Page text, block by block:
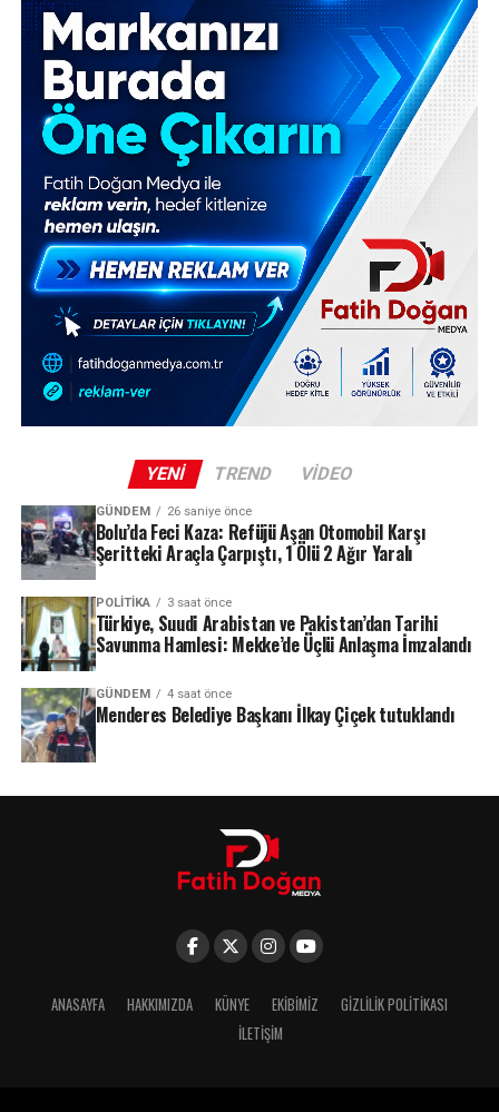
YENI TREND VIDEO
GÜNDEM 26 saniye önce
Bolu’da Feci Kaza: Refüjü Aşan Otomobil Karşı
Şeritteki Araçla Çarpıştı, 1 Ölü 2 Ağır Yaralı
POLITIKA 3 saat önce
Türkiye, Suudi Arabistan ve Pakistan’dan Tarihi
Savunma Hamlesi: Mekke’de Üçlü Anlaşma İmzalandı
GÜNDEM 4 saat önce
Menderes Belediye Başkanı İlkay Çiçek tutuklandı
ANASAYFA HAKKIMIZDA KÜNYE EKIBIMIZ
GIZLILIK POLITIKASI
İLETIŞIM